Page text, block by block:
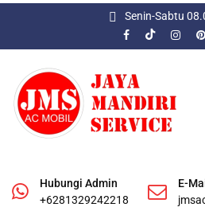
Senin-Sabtu
Hubungi Admin
+6281329242218
E-